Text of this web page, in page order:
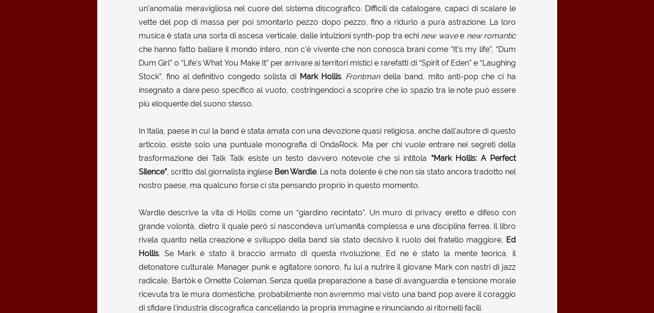
un’anomalia meravigliosa nel cuore del sistema discografico. Difficili da catalogare, capaci di scalare le
vette del pop di massa per poi smontarlo pezzo dopo pezzo, fino a ridurlo a pura astrazione. La loro
musica è stata una sorta di ascesa verticale, dalle intuizioni synth-pop tra echi new wavee new romantic
che hanno fatto ballare il mondo intero, non c’è vivente che non conosca brani come “It’s my life”, “Dum
Dum Girl” o “Life’s What You Make It” per arrivare ai territori mistici e rarefatti di “Spirit of Eden” e “Laughing
Stock”, fino al definitivo congedo solista di Mark Hollis. Frontmandella band, mito anti-pop che ci ha
insegnato a dare peso specifico al vuoto, costringendoci a scoprire che lo spazio tra le note può essere
più eloquente del suono stesso.
In Italia, paese in cui la band è stata amata con una devozione quasi religiosa, anche dall’autore di questo
articolo, esiste solo una puntuale monografia di OndaRock. Ma per chi vuole entrare nei segreti della
trasformazione dei Talk Talk esiste un testo davvero notevole che si intitola “Mark Hollis: A Perfect
Silence”, scritto dal giornalista inglese Ben Wardle. La nota dolente è che non sia stato ancora tradotto nel
nostro paese, ma qualcuno forse ci sta pensando proprio in questo momento.
Wardle descrive la vita di Hollis come un “giardino recintato”. Un muro di privacy eretto e difeso con
grande volontà, dietro il quale però si nascondeva un’umanità complessa e una disciplina ferrea. Il libro
rivela quanto nella creazione e sviluppo della band sia stato decisivo il ruolo del fratello maggiore, Ed
Hollis. Se Mark è stato il braccio armato di questa rivoluzione, Ed ne è stato la mente teorica, il
detonatore culturale. Manager punk e agitatore sonoro, fu lui a nutrire il giovane Mark con nastri di jazz
radicale, Bartók e Ornette Coleman. Senza quella preparazione a base di avanguardia e tensione morale
ricevuta tra le mura domestiche, probabilmente non avremmo mai visto una band pop avere il coraggio
di sfidare l’industria discografica cancellando la propria immagine e rinunciando ai ritornelli facili.